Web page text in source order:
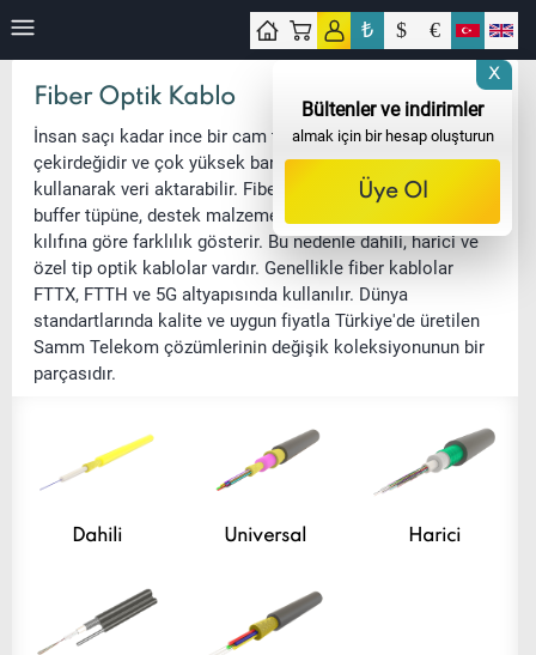
₺ $ €
Fiber Optik Kablo
İnsan saçı kadar ince bir cam tüp, fiber optik kabloların
çekirdeğidir ve çok yüksek bant genişliğinde ışık sinyalleri
kullanarak veri aktarabilir. Fiber optik kablolar, fiber tipine,
buffer tüpüne, destek malzemesine ve koruyucu dış
kılıfına göre farklılık gösterir. Bu nedenle dahili, harici ve
özel tip optik kablolar vardır. Genellikle fiber kablolar
FTTX, FTTH ve 5G altyapısında kullanılır. Dünya
standartlarında kalite ve uygun fiyatla Türkiye'de üretilen
Samm Telekom çözümlerinin değişik koleksiyonunun bir
parçasıdır.
Dahili Universal Harici
X
Bültenler ve indirimler
almak için bir hesap oluşturun
Üye Ol